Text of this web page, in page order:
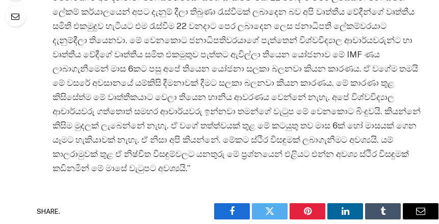
ලේකම් කර්යාලයෙන් අපට දැනුම් දීලා තිබුණා රැස්වීමක් ලබාදෙන බව අපි වෘත්තීය වේදීන්ගේ වෘත්තීය
සමිති එකමුදුව හැටියට එම රැස්වීම 22 වනදාට පෙර ලබාදෙන ලෙස ජනාධිපති ලේකම්වරයාට
දැනුම්දීලා තියෙනවා. මේ වෙනකොට ජනාධිපතිවරයාගේ පැත්තෙන් විශ්වවිද්‍යාල ආචාර්යවරුන්ට හා
වෘත්තීය වේදීගේ වෘත්තීය සමිත එකමුතුව පැත්තට ඇවිල්ලා තියෙන යෝජනාව මේ IMF ණය
ලාබාගැනීමෙන් මාස 6කට පසු අපේ තියෙන යෝජනා සලකා බලනවා කියන කාරණය. ඒ වගේම තමයි
මේ වසරේ අවසානයේ යම්කිසි දීමනාවක් දීමට සලකා බලනවා කියන කාරණය. මේ කාරණා තුළ
කිසිසේත්ම මේ වෘත්තීකයාට වෙලා තියෙන හානිය ආවරණය වෙන්නේ නැහැ. අපේ විශ්වවිද්‍යාල
ආචාර්යවරු ගත්තොත් සමහර ආචාර්යවරු ඉන්නවා තමන්ගේ වැටුප මේ වෙනකොට බිංදුවයි. කියන්නේ
කිසිම මුදලක් ලැබෙන්නේ නැහැ. ඒ වගේ තත්ත්වයක් තුළ මේ කටයුතු තව මාස 6ක් හෝ මාසයක් ගෙන
යෑමට හැකියාවක් නැහැ. ඒ නිසා අපි කියන්නේ. මේකට ස්ථිර විසඳුමක් ලබාගැනීමට අවශ්‍යයි. යම්
කාලරාමුවක් තුළ ඒ නිෂ්චිත විසඳුම්වලට යනතුරු මේ ප්‍රශ්නයෙන් එළියට එන්න අවශ්‍ය ස්ථිර විසඳුමක්
කඩිනමින් මේ මාසේ වැටුපට අවශ්‍යයි.”
SHARE.
Facebook Twitter Pinterest LinkedIn Tumblr Email